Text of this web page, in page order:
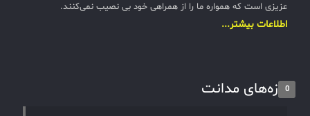
عزیزی است که همواره ما را از همراهی خود بی نصیب نمی‌کنند.
اطلاعات بیشتر...
تازه‌های مدانت0